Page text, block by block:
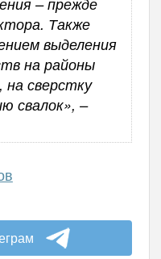
Также
выделения
на районы
на сверстку
свалок», –